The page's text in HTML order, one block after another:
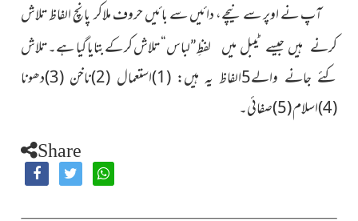
آپ نے اوپر سے نیچے، دائیں سے بائیں حروف ملاکر پانچ الفاظتلاش
کرنے ہیں جیسے ٹیبل میں لفظِ”لباس“ تلاش کر کے بتایا گیا ہے۔ تلاش
کئے جانے
والے5الفاظ یہ ہیں: (1)استعمال (2)ناخن (3)دھونا
(4)اسلام (5)صفائی۔
Share